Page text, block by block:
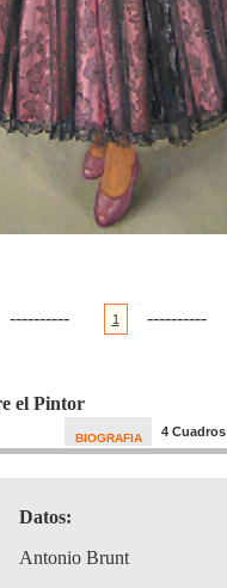
---------- 1 ----------
el Pintor
BIOGRAFIA 4 Cuadros
Datos:
Antonio Brunt